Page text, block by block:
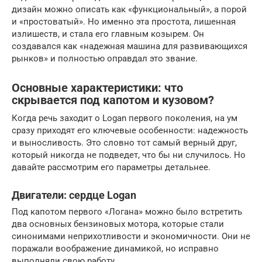
дизайн можно описать как «функциональный», а порой
и «простоватый». Но именно эта простота, лишенная
излишеств, и стала его главным козырем. Он
создавался как «надежная машина для развивающихся
рынков» и полностью оправдал это звание.
Основные характеристики: что
скрывается под капотом и кузовом?
Когда речь заходит о Logan первого поколения, на ум
сразу приходят его ключевые особенности: надежность
и выносливость. Это словно тот самый верный друг,
который никогда не подведет, что бы ни случилось. Но
давайте рассмотрим его параметры детальнее.
Двигатели: сердце Logan
Под капотом первого «Логана» можно было встретить
два основных бензиновых мотора, которые стали
синонимами неприхотливости и экономичности. Они не
поражали воображение динамикой, но исправно